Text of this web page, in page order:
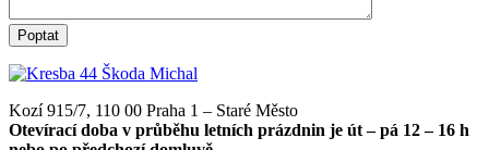
Kozí 915/7, 110 00 Praha 1 – Staré Město
Otevírací doba v průběhu letních prázdnin je út – pá 12 – 16 h